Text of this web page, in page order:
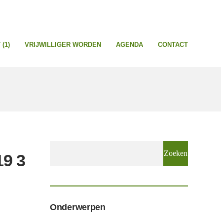
(1) VRIJWILLIGER WORDEN AGENDA CONTACT
3
Onderwerpen